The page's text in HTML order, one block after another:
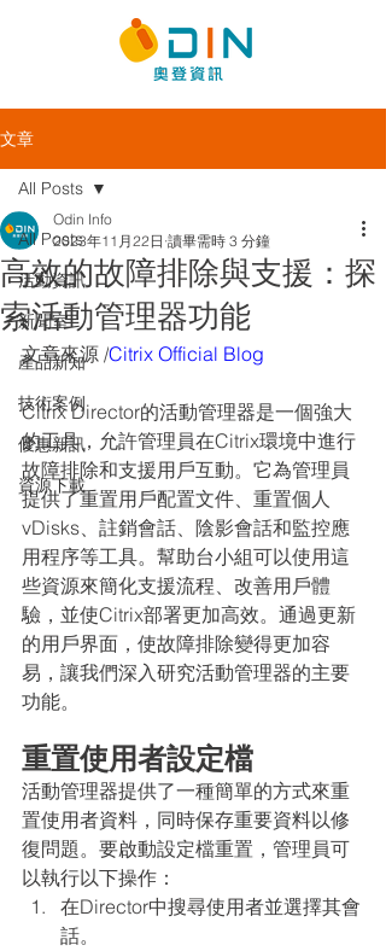
文章
All Posts
活動資訊
新聞室
產品新知
技術案例
優惠新訊
資源下載
All Posts
高效的故障排除與支援：探
索活動管理器功能
Odin Info
2023年11月22日 讀畢需時 3 分鐘
文章來源 /Citrix Official Blog
Citrix Director的活動管理器是一個強大
的工具，允許管理員在Citrix環境中進行
故障排除和支援用戶互動。它為管理員
提供了重置用戶配置文件、重置個人
vDisks、註銷會話、陰影會話和監控應
用程序等工具。幫助台小組可以使用這
些資源來簡化支援流程、改善用戶體
驗，並使Citrix部署更加高效。通過更新
的用戶界面，使故障排除變得更加容
易，讓我們深入研究活動管理器的主要
功能。
重置使用者設定檔
活動管理器提供了一種簡單的方式來重
置使用者資料，同時保存重要資料以修
復問題。要啟動設定檔重置，管理員可
以執行以下操作：
在Director中搜尋使用者並選擇其會
話。